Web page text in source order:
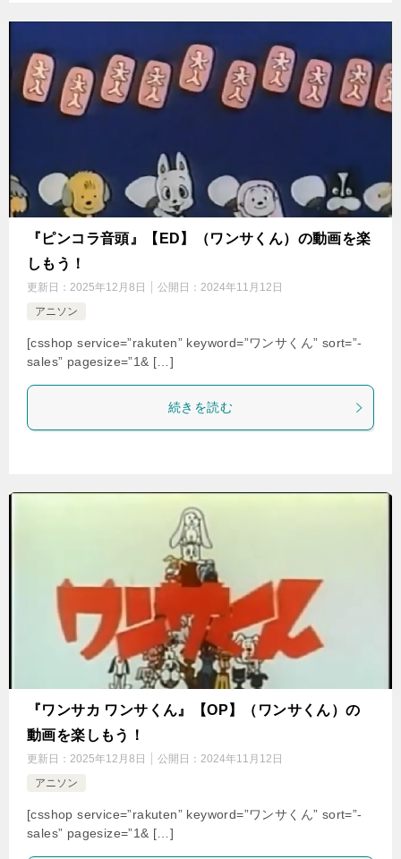
『ピンコラ音頭』【ED】（ワンサくん）の動画を楽
しもう！
更新日： 2025年12月8日 公開日： 2024年11月12日
アニソン
[csshop service=”rakuten” keyword=”ワンサくん” sort=”-
sales” pagesize=”1& […]
続きを読む
『ワンサカ ワンサくん』【OP】（ワンサくん）の
動画を楽しもう！
更新日： 2025年12月8日 公開日： 2024年11月12日
アニソン
[csshop service=”rakuten” keyword=”ワンサくん” sort=”-
sales” pagesize=”1& […]